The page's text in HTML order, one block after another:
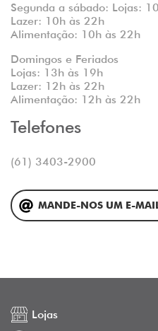
Segunda a sábado: Lojas:
Lazer: 10h às 22h
Alimentação: 10h às 22h
Domingos e Feriados
Lojas: 13h às 19h
Lazer: 12h às 22h
Alimentação: 12h às 22h
Telefones
(61) 3403-2900
MANDE-NOS UM E-
Lojas